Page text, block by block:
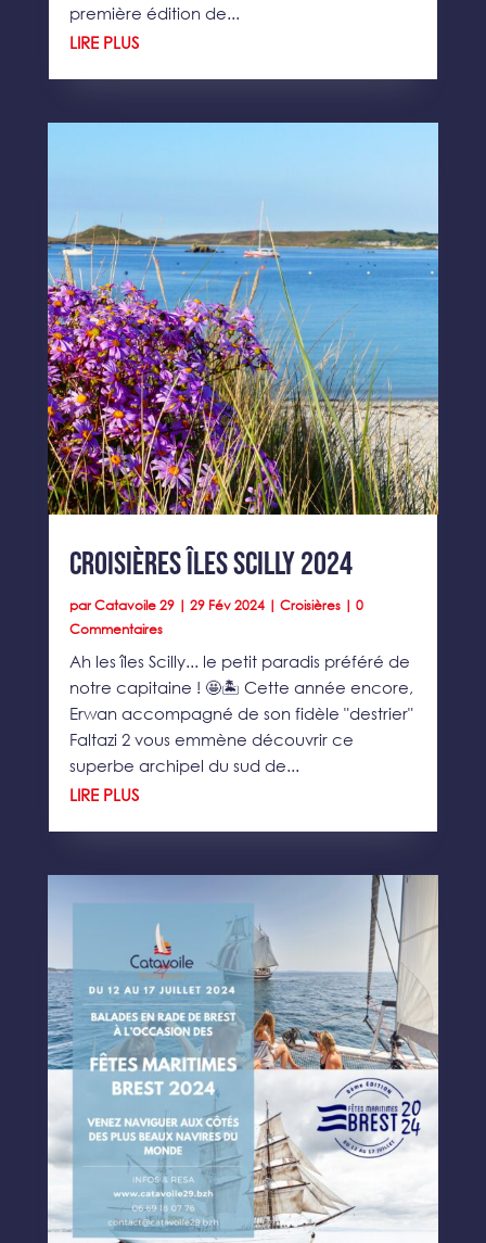
première édition de...
LIRE PLUS
Croisières îles Scilly 2024
parCatavoile 29| 29 Fév 2024| Croisières| 0
Commentaires
Ah les îles Scilly... le petit paradis préféré de
notre capitaine ! 🤩🏝️ Cette année encore,
Erwan accompagné de son fidèle "destrier"
Faltazi 2 vous emmène découvrir ce
superbe archipel du sud de...
LIRE PLUS